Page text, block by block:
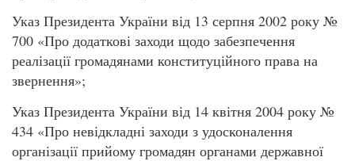
Указ Президента України від 13 серпня 2002 року №
700 «Про додаткові заходи щодо забезпечення
реалізації громадянами конституційного права на
звернення»;
Указ Президента України від 14 квітня 2004 року №
434 «Про невідкладні заходи з удосконалення
організації прийому громадян органами державної